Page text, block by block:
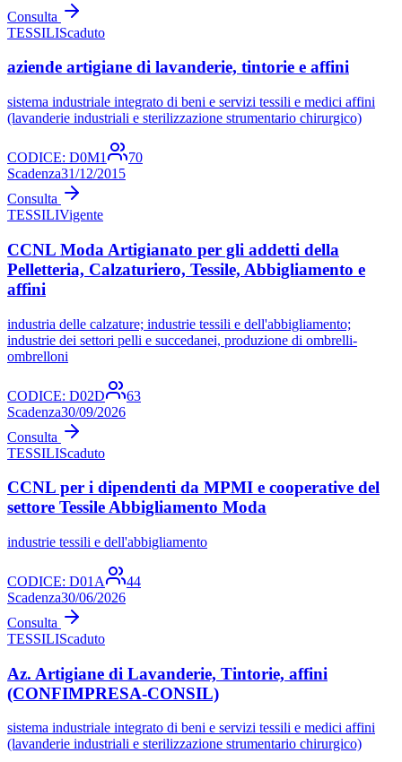
Consulta
TESSILIScaduto
aziende artigiane di lavanderie, tintorie e affini
sistema industriale integrato di beni e servizi tessili e medici affini
(lavanderie industriali e sterilizzazione strumentario chirurgico)
CODICE: D0M1
70
Scadenza31/12/2015
Consulta
TESSILIVigente
CCNL Moda Artigianato per gli addetti della
Pelletteria, Calzaturiero, Tessile, Abbigliamento e
affini
industria delle calzature; industrie tessili e dell'abbigliamento;
industrie dei settori pelli e succedanei, produzione di ombrelli-
ombrelloni
CODICE: D02D
63
Scadenza30/09/2026
Consulta
TESSILIScaduto
CCNL per i dipendenti da MPMI e cooperative del
settore Tessile Abbigliamento Moda
industrie tessili e dell'abbigliamento
CODICE: D01A
44
Scadenza30/06/2026
Consulta
TESSILIScaduto
Az. Artigiane di Lavanderie, Tintorie, affini
(CONFIMPRESA-CONSIL)
sistema industriale integrato di beni e servizi tessili e medici affini
(lavanderie industriali e sterilizzazione strumentario chirurgico)